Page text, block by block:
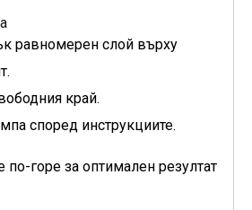
равномерен слой върху
край.
според инструкциите.
по-горе за оптимален резултат